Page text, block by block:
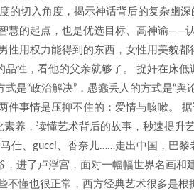
切入角度，揭示神话背后的复杂幽
慧的起点，也是优选目标、高神谕——
性用权力能得到的东西，女性用美貌都
性，看他的父亲就够了。 捉奸在床低
是“政治解决”，愚蠢丢人的方式是“舆
件事情是压抑不住的：爱情与咳嗽。
养，读懂艺术背后的故事，秒速提升
仕、gucci、香奈儿……走出中国，巴黎
进了卢浮宫，面对一幅幅世界名画和
懂也很正常，西方经典艺术很多是根